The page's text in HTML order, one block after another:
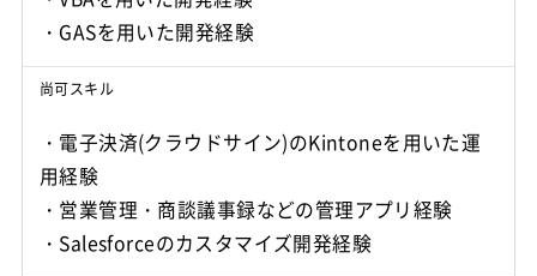
・GASを用いた開発経験
尚可スキル
・電子決済(クラウドサイン)のKintoneを用いた運
用経験
・営業管理・商談議事録などの管理アプリ経験